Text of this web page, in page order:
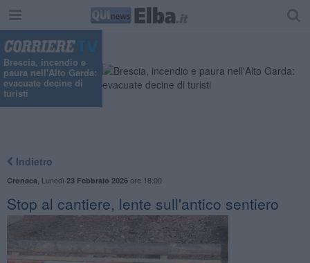
Brescia, incendio e
paura nell'Alto Garda:
evacuate decine di
turisti
Indietro
Cronaca Lunedì 23 Febbraio 2026ore 18:00
Stop al cantiere, lente sull'antico sentiero